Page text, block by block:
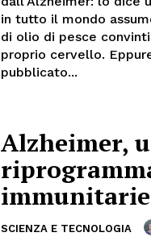
in tutto il mondo
di olio di pesce
proprio cervello.
pubblicato...
Alzheimer,
SCIENZA E TECNOLOGIA